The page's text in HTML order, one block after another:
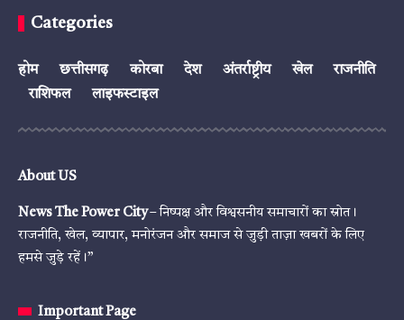
Categories
होम छत्तीसगढ़ कोरबा देश अंतर्राष्ट्रीय खेल
राजनीति
राशिफल
लाइफस्टाइल
About US
News The Power City– निष्पक्ष और विश्वसनीय समाचारों का स्रोत।
राजनीति, खेल, व्यापार, मनोरंजन और समाज से जुड़ी ताज़ा खबरों के लिए
हमसे जुड़े रहें।”
Important Page